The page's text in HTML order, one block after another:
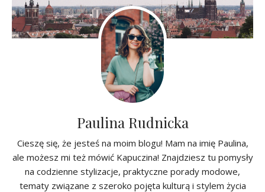
Paulina Rudnicka
Cieszę się, że jesteś na moim blogu! Mam na imię Paulina,
ale możesz mi też mówić Kapuczina! Znajdziesz tu pomysły
na codzienne stylizacje, praktyczne porady modowe,
tematy związane z szeroko pojęta kulturą i stylem życia